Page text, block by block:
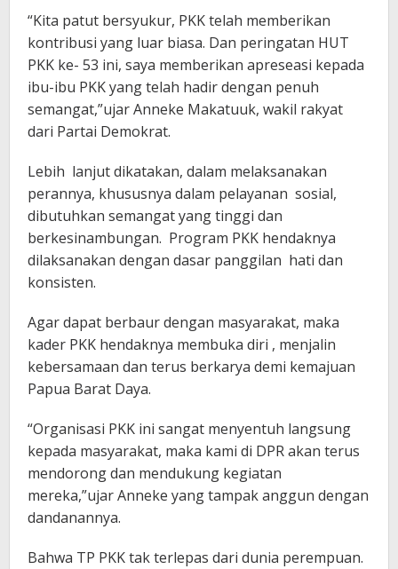
“Kita patut bersyukur, PKK telah memberikan
kontribusi yang luar biasa. Dan peringatan HUT
PKK ke- 53 ini, saya memberikan apreseasi kepada
ibu-ibu PKK yang telah hadir dengan penuh
semangat,”ujar Anneke Makatuuk, wakil rakyat
dari Partai Demokrat.
Lebih lanjut dikatakan, dalam melaksanakan
perannya, khususnya dalam pelayanan sosial,
dibutuhkan semangat yang tinggi dan
berkesinambungan. Program PKK hendaknya
dilaksanakan dengan dasar panggilan hati dan
konsisten.
Agar dapat berbaur dengan masyarakat, maka
kader PKK hendaknya membuka diri , menjalin
kebersamaan dan terus berkarya demi kemajuan
Papua Barat Daya.
“Organisasi PKK ini sangat menyentuh langsung
kepada masyarakat, maka kami di DPR akan terus
mendorong dan mendukung kegiatan
mereka,”ujar Anneke yang tampak anggun dengan
dandanannya.
Bahwa TP PKK tak terlepas dari dunia perempuan.